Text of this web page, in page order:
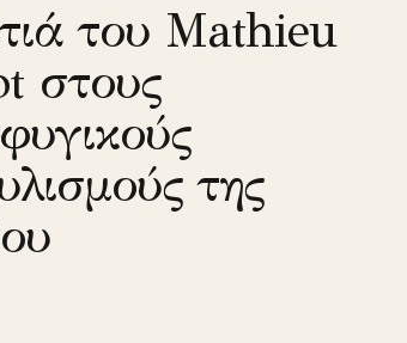
του Mathieu
στους
της